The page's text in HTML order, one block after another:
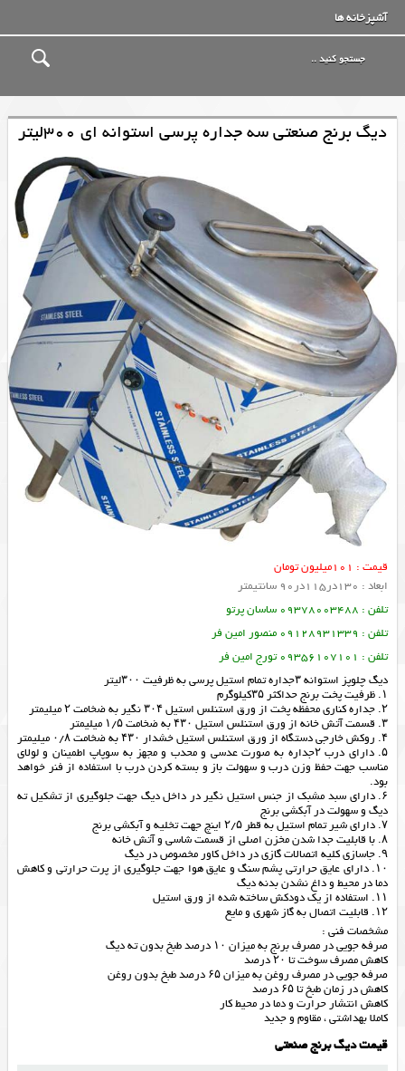
آشپزخانه ها
دیگ برنج صنعتی سه جداره پرسی استوانه ای 300لیتر
قیمت : 101میلیون تومان
ابعاد : 130در115در90 سانتیمتر
تلفن : 09378003488 ساسان پرتو
تلفن : 09128931339 منصور امین فر
تلفن : 09356107101 تورج امین فر
دیگ چلوپز استوانه ۳جداره تمام استیل پرسی به ظرفیت ۳۰۰لیتر
۱. ظرفیت پخت برنج حداکثر ۳۵کیلوگرم
۲. جداره کناری محفظه پخت از ورق استنلس استیل ۳۰۴ نگیر به ضخامت ۲ میلیمتر
۳. قسمت آتش خانه از ورق استنلس استیل ۴۳۰ به ضخامت ۱/۵ میلیمتر
۴. روکش خارجی دستگاه از ورق استنلس استیل خشدار ۴۳۰ به ضخامت ۰/۸ میلیمتر
۵. دارای درب ۲جداره به صورت عدسی و محدب و مجهز به سوپاپ اطمینان و لولای
مناسب جهت حفظ وزن درب و سهولت باز و بسته کردن درب با استفاده از فنر خواهد
بود.
۶. دارای سبد مشبک از جنس استیل نگیر در داخل دیگ جهت جلوگیری از تشکیل ته
دیگ و سهولت در آبکشی برنج
۷. دارای شیر تمام استیل به قطر ۲/۵ اینچ جهت تخلیه و آبکشی برنج
۸. با قابلیت جدا شدن مخزن اصلی از قسمت شاسی و آتش خانه
۹. جاسازی کلیه اتصالات گازی در داخل کاور مخصوص در دیگ
۱۰. دارای عایق حرارتی پشم سنگ و عایق هوا جهت جلوگیری از پرت حرارتی و کاهش
دما در محیط و داغ نشدن بدنه دیگ
۱۱. استفاده از یک دودکش ساخته شده از ورق استیل
۱۲. قابلیت اتصال به گاز شهری و مایع
مشخصات فنی :
صرفه جویی در مصرف برنج به میزان ۱۰ درصد طبخ بدون ته دیگ
کاهش مصرف سوخت تا ۲۰ درصد
صرفه جویی در مصرف روغن به میزان ۶۵ درصد طبخ بدون روغن
کاهش در زمان طبخ تا ۶۵ درصد
کاهش انتشار حرارت و دما در محیط کار
کاملا بهداشتی ، مقاوم و جدید
قیمت دیگ برنج صنعتی